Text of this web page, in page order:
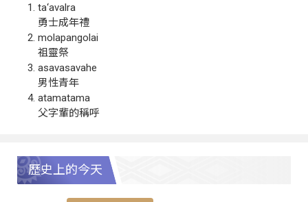
ta‘avalra
勇士成年禮
molapangolai
祖靈祭
asavasavahe
男性青年
atamatama
父字輩的稱呼
歷史上的今天